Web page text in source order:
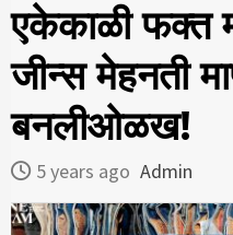
एकेकाळी फक्त
जीन्स मेहनती
बनलीओळख!
5 years ago Admin